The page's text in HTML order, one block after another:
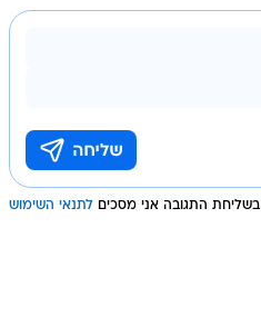
בשליחת התגובה אני מסכים לתנאי השימוש